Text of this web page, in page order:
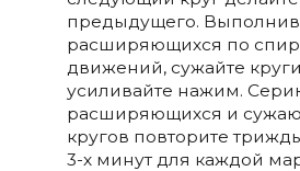
предыдущего. Выполнив
расширяющихся по
движений, сужайте
усиливайте нажим.
расширяющихся и
кругов повторите
3-х минут для каждой